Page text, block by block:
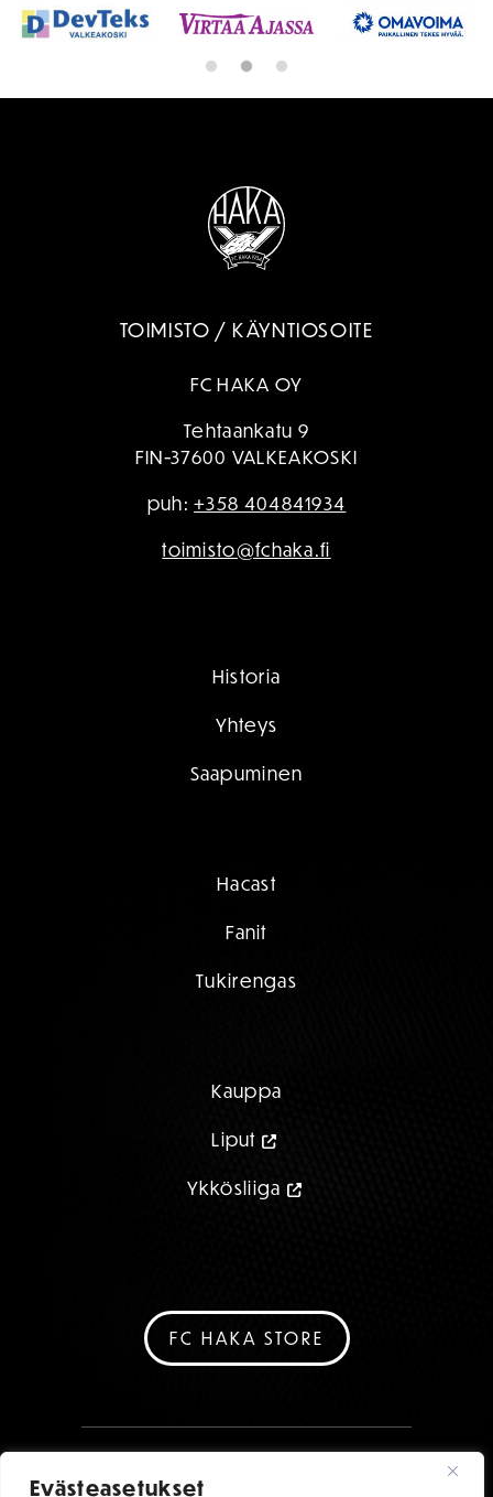
Evästeasetukset
TOIMISTO / KÄYNTIOSOITE
FC HAKA OY
Tehtaankatu 9
FIN-37600 VALKEAKOSKI
puh:+358 404841934
toimisto@fchaka.fi
Historia
Yhteys
Saapuminen
Hacast
Fanit
Tukirengas
Kauppa
Liput
Ykkösliiga
FC HAKA STORE